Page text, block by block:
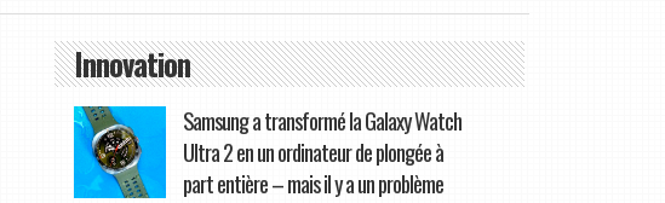
Innovation
Samsung a transformé la Galaxy Watch
Ultra 2 en un ordinateur de plongée à
part entière – mais il y a un problème